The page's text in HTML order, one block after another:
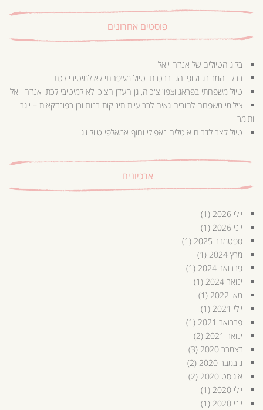
פוסטים אחרונים
בלוג הטיולים של אנדה יואל
ברלין המבורג וקופנהגן ברכבת. טיול משפחתי לא למיטיבי לכת
טיול משפחתי בפראג וצפון צ'כיה, גן העדן הצ'כי לא למיטיבי לכת. אנדה יואל
צילומי משפחה להורים גאים לרביעיית תינוקות בנות ובן בפונדקאות – יוגב
ותומר
טיול קצר לדרום איטליה נאפולי וחוף אמאלפי טיול זוגי
ארכיונים
יולי 2026
(1)
יוני 2026
(1)
ספטמבר 2025
(1)
מרץ 2024
(1)
פברואר 2024
(1)
ינואר 2024
(1)
מאי 2022
(1)
יולי 2021
(1)
פברואר 2021
(1)
ינואר 2021
(2)
דצמבר 2020
(3)
נובמבר 2020
(2)
אוגוסט 2020
(2)
יולי 2020
(1)
יוני 2020
(1)